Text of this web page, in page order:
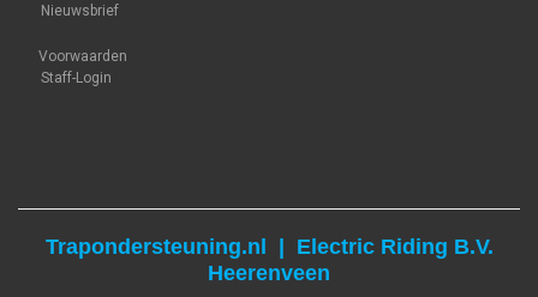
Nieuwsbrief
Voorwaarden
Staff-Login
Trapondersteuning.nl | Electric Riding B.V.
Heerenveen